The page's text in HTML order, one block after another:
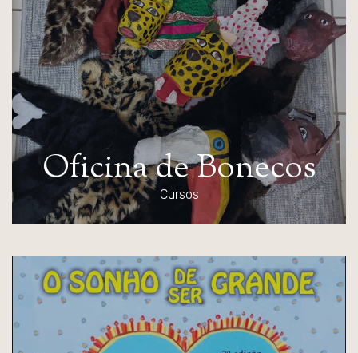
OficinadeBonecos
Cursos